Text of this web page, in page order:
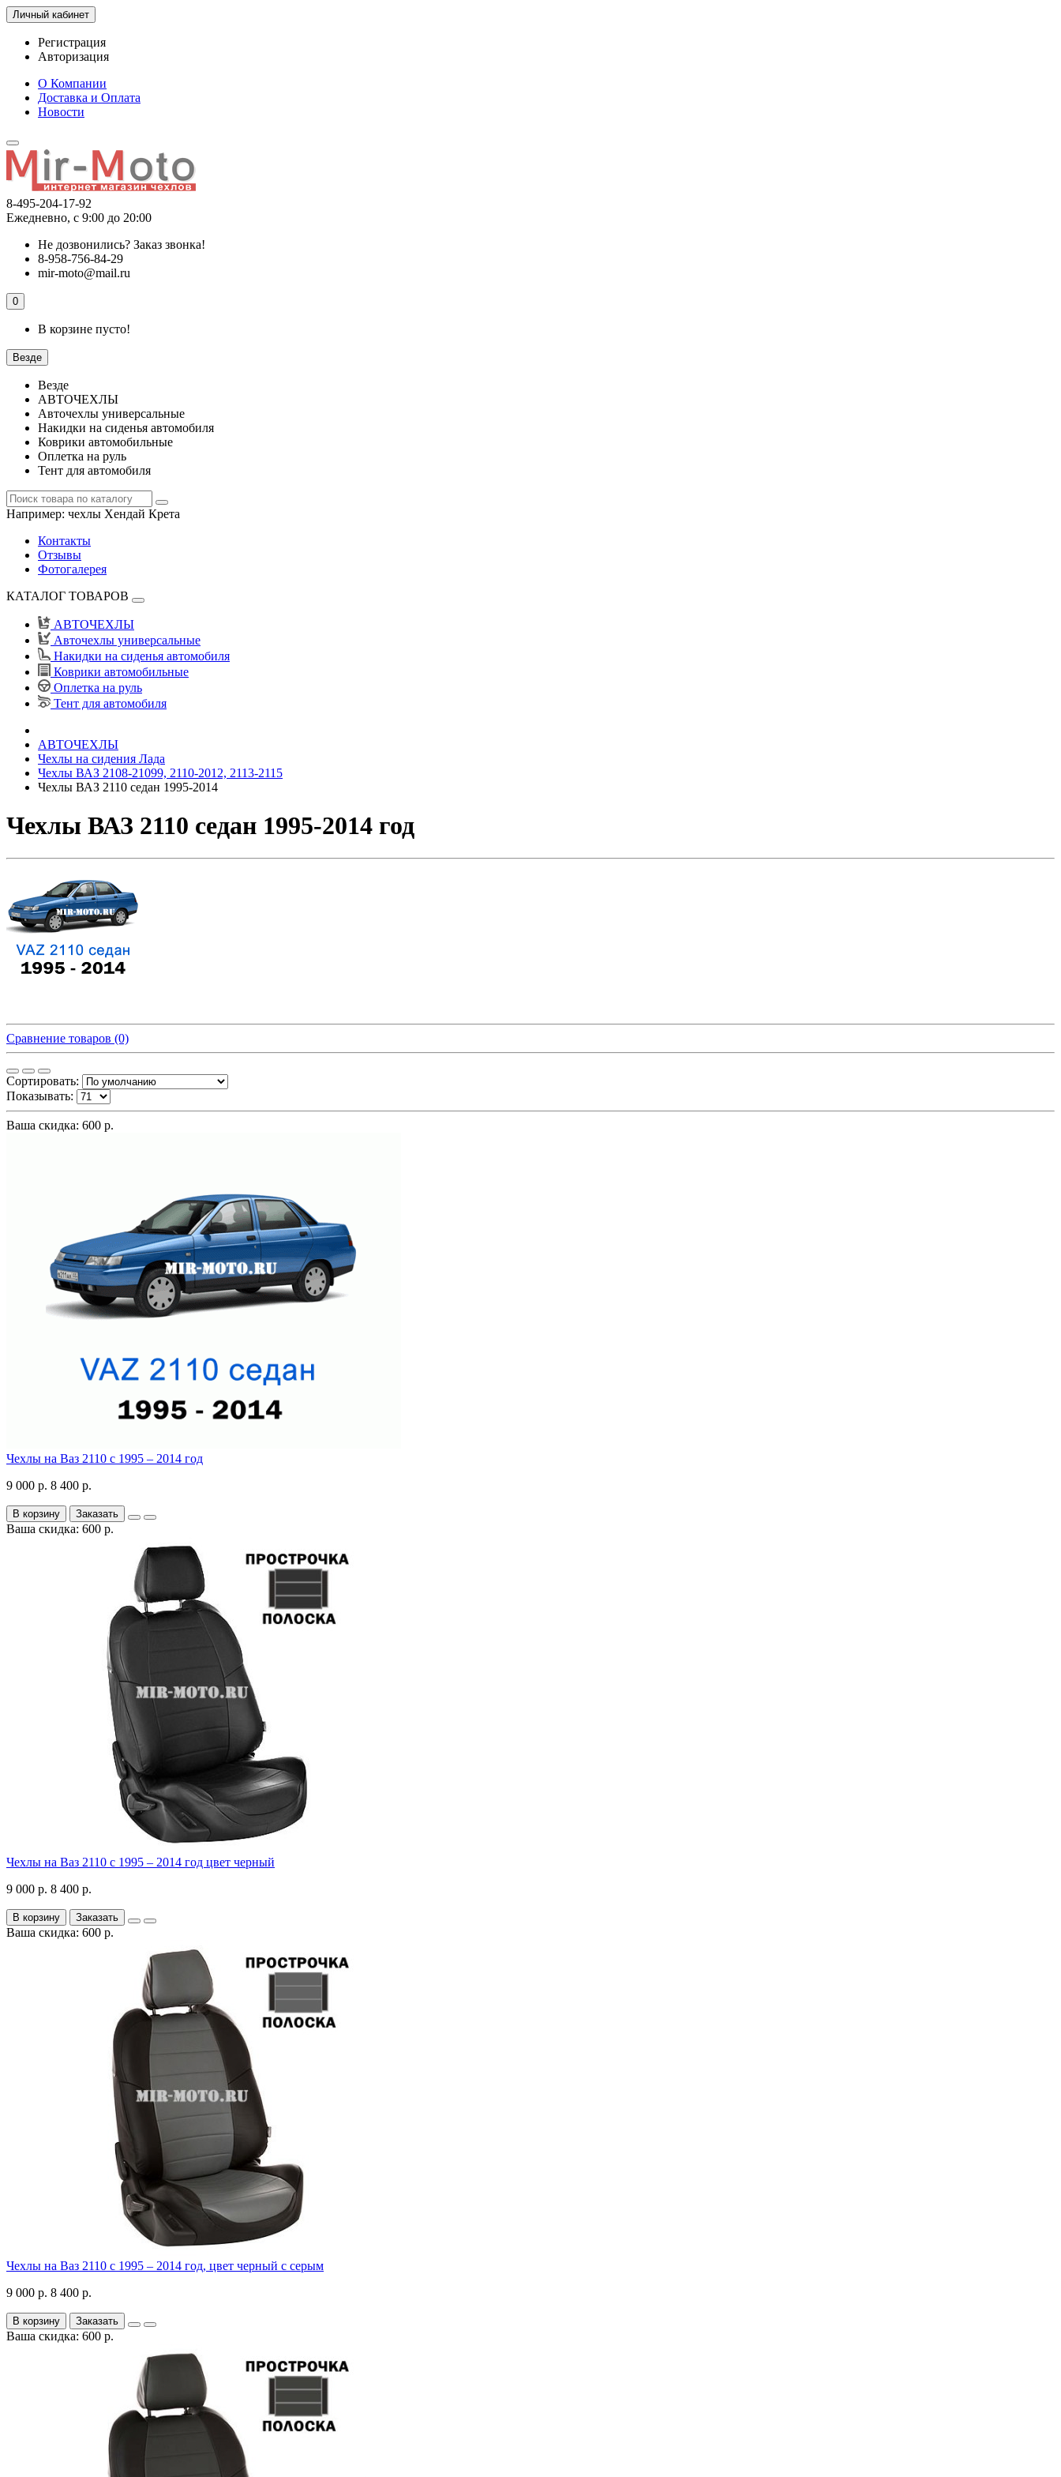
Личный кабинет
Регистрация
Авторизация
О Компании
Доставка и Оплата
Новости
8-495-204-17-92
Ежедневно, с 9:00 до 20:00
Не дозвонились? Заказ звонка!
8-958-756-84-29
mir-moto@mail.ru
0
В корзине пусто!
Везде
Везде
АВТОЧЕХЛЫ
Авточехлы универсальные
Накидки на сиденья автомобиля
Коврики автомобильные
Оплетка на руль
Тент для автомобиля
Например: чехлы Хендай Крета
Контакты
Отзывы
Фотогалерея
КАТАЛОГ ТОВАРОВ
АВТОЧЕХЛЫ
Авточехлы универсальные
Накидки на сиденья автомобиля
Коврики автомобильные
Оплетка на руль
Тент для автомобиля
АВТОЧЕХЛЫ
Чехлы на сидения Лада
Чехлы ВАЗ 2108-21099, 2110-2012, 2113-2115
Чехлы ВАЗ 2110 седан 1995-2014
Чехлы ВАЗ 2110 седан 1995-2014 год
Сравнение товаров (0)
Сортировать:
Показывать:
Ваша скидка: 600 р.
Чехлы на Ваз 2110 с 1995 – 2014 год
9 000 р. 8 400 р.
В корзину Заказать
Ваша скидка: 600 р.
Чехлы на Ваз 2110 с 1995 – 2014 год цвет черный
9 000 р. 8 400 р.
В корзину Заказать
Ваша скидка: 600 р.
Чехлы на Ваз 2110 с 1995 – 2014 год, цвет черный с серым
9 000 р. 8 400 р.
В корзину Заказать
Ваша скидка: 600 р.